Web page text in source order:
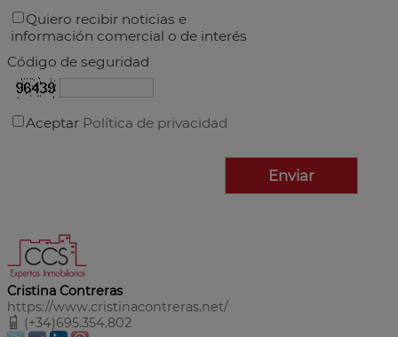
Quiero recibir noticias e
información comercial o de interés
Código de seguridad
Aceptar Política de privacidad
Cristina Contreras
https://www.cristinacontreras.net/
(+34)695.354.802